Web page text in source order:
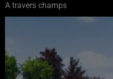
A travers champs